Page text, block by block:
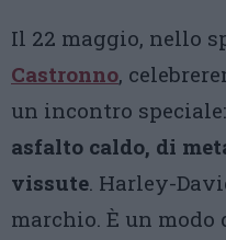
Il 22 maggio, nello
Castronno,
un incontro
asfalto caldo, di
vissute. Harley-
marchio. È un